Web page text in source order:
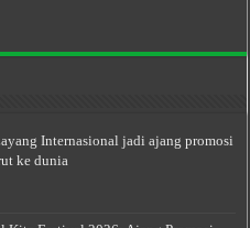
Internasional jadi ajang promosi
ke dunia